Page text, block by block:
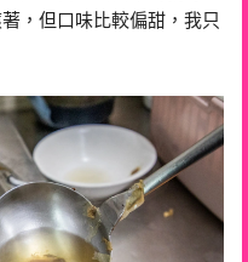
，但口味比較偏甜，我只